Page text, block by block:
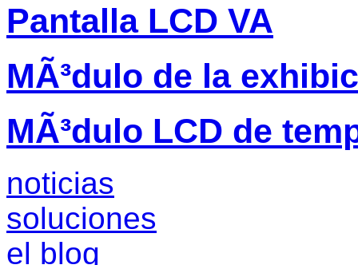
Pantalla LCD VA
MÃ³dulo de la
MÃ³dulo LCD de
noticias
soluciones
el blog